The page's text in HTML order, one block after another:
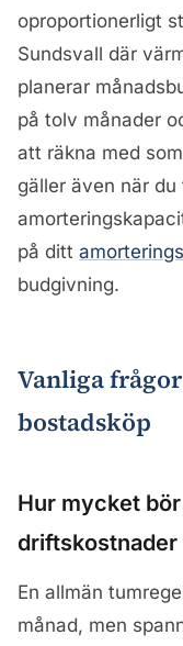
oproportionerligt
Sundsvall där
planerar
på tolv månader
att räkna med
gäller även när
på ditt
budgivning.
Vanliga
bostadsköp
Hur mycket
driftskostnader
En allmän
månad, men